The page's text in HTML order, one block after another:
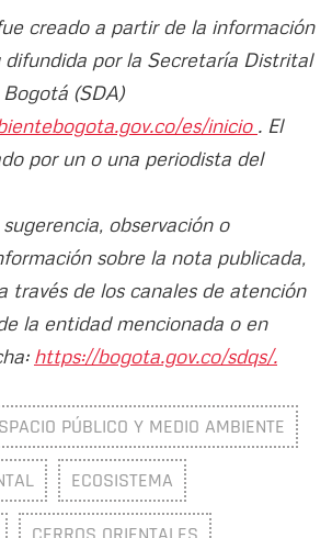
creado a partir de la información
por la Secretaría Distrital
(SDA)
es/inicio . El
por un o una periodista del
observación o
sobre la nota publicada,
través de los canales de atención
la entidad mencionada o en
https://bogota.gov.co/sdqs/.
PÚBLICO Y MEDIO AMBIENTE
ECOSISTEMA